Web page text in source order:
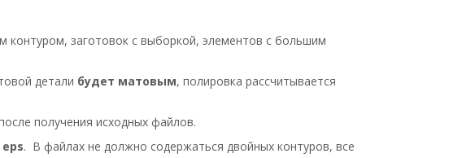
контуром, заготовок с выборкой, элементов с большим
детали будет матовым, полировка рассчитывается
получения исходных файлов.
. В файлах не должно содержаться двойных контуров, все